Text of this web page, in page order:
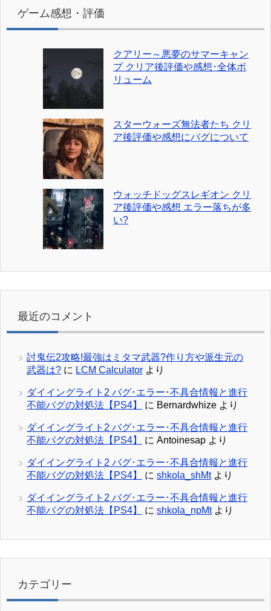
ゲーム感想・評価
クアリー～悪夢のサマーキャン
プ クリア後評価や感想･全体ボ
リューム
スターウォーズ無法者たち クリ
ア後評価や感想にバグについて
ウォッチドッグスレギオン クリ
ア後評価や感想 エラー落ちが多
い?
最近のコメント
討鬼伝2攻略!最強はミタマ武器?作り方や派生元の
武器は? に LCM Calculator より
ダイイングライト2 バグ･エラー･不具合情報と進行
不能バグの対処法【PS4】
に Bernardwhize より
ダイイングライト2 バグ･エラー･不具合情報と進行
不能バグの対処法【PS4】
に Antoinesap より
ダイイングライト2 バグ･エラー･不具合情報と進行
不能バグの対処法【PS4】
に shkola_shMtより
ダイイングライト2 バグ･エラー･不具合情報と進行
不能バグの対処法【PS4】
に shkola_npMtより
カテゴリー